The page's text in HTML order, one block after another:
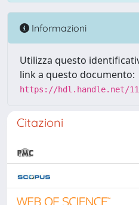
Informazioni
Utilizza questo
link a questo documento:
https://hdl.handle.net/
Citazioni